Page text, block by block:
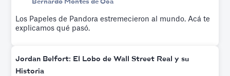
Los Papeles de Pandora estremecieron al mundo. Acá te
explicamos qué pasó.
Jordan Belfort: El Lobo de Wall Street Real y su
Historia